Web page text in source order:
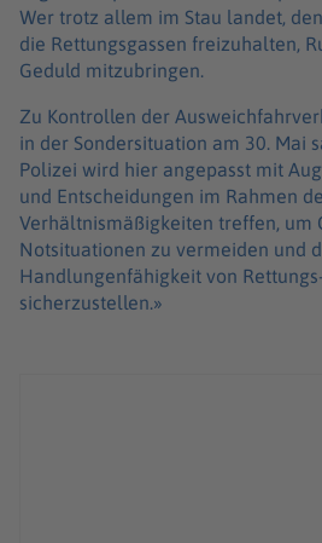
Wer trotz allem im Stau landet,
die Rettungsgassen freizuhalten,
Geduld mitzubringen.
Zu Kontrollen der
in der Sondersituation am 30. Mai
Polizei wird hier angepasst mit
und Entscheidungen im Rahmen
Verhältnismäßigkeiten treffen, um
Notsituationen zu vermeiden und
Handlungenfähigkeit von
sicherzustellen.»